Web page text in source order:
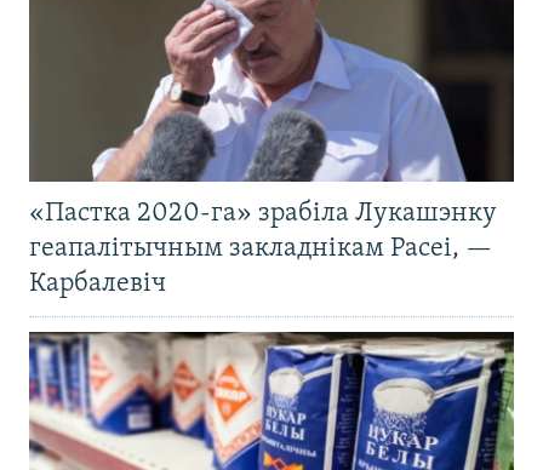
«Пастка 2020-га» зрабіла Лукашэнку
геапалітычным закладнікам Расеі, —
Карбалевіч